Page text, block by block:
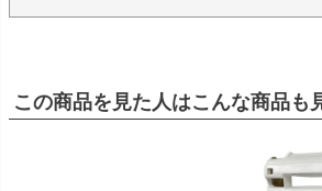
この商品を見た人はこんな商品も